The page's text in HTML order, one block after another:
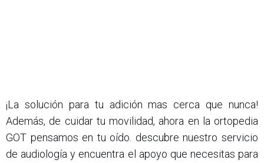
¡La solución para tu adición mas cerca que nunca!
Además, de cuidar tu movilidad, ahora en la ortopedia
GOT pensamos en tu oído. descubre nuestro servicio
de audiología y encuentra el apoyo que necesitas para